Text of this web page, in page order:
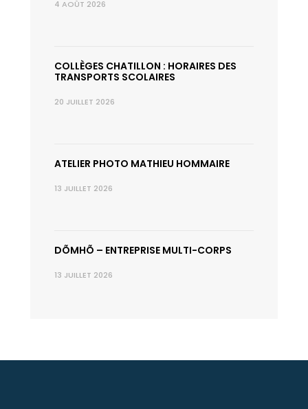
4 AOÛT 2026
COLLÈGES CHATILLON : HORAIRES DES
TRANSPORTS SCOLAIRES
20 JUILLET 2026
ATELIER PHOTO MATHIEU HOMMAIRE
13 JUILLET 2026
DÕMHÕ – ENTREPRISE MULTI-CORPS
13 JUILLET 2026